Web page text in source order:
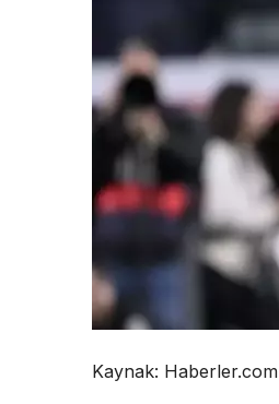
Kaynak: Haberler.com